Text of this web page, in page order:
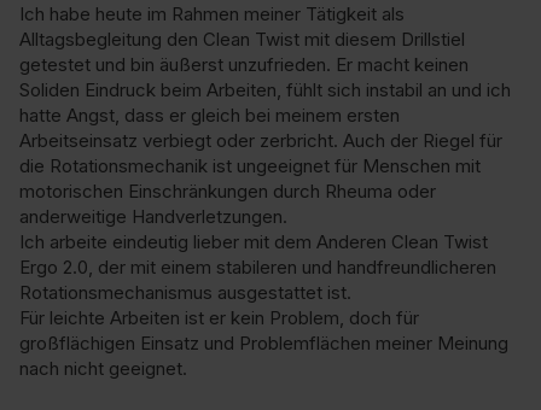
Ich habe heute im Rahmen meiner Tätigkeit als
Alltagsbegleitung den Clean Twist mit diesem Drillstiel
getestet und bin äußerst unzufrieden. Er macht keinen
Soliden Eindruck beim Arbeiten, fühlt sich instabil an und ich
hatte Angst, dass er gleich bei meinem ersten
Arbeitseinsatz verbiegt oder zerbricht. Auch der Riegel für
die Rotationsmechanik ist ungeeignet für Menschen mit
motorischen Einschränkungen durch Rheuma oder
anderweitige Handverletzungen.
Ich arbeite eindeutig lieber mit dem Anderen Clean Twist
Ergo 2.0, der mit einem stabileren und handfreundlicheren
Rotationsmechanismus ausgestattet ist.
Für leichte Arbeiten ist er kein Problem, doch für
großflächigen Einsatz und Problemflächen meiner Meinung
nach nicht geeignet.